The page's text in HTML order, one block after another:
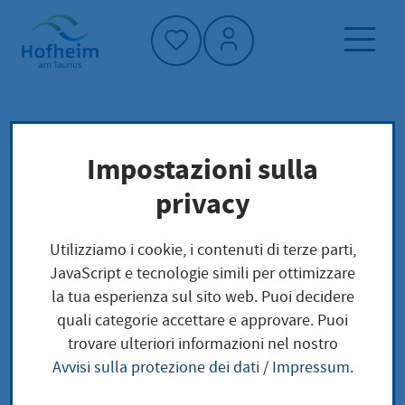
Home"
Pagina iniziale
Trova servizi
Preoccupazioni locali
Hessischer Verdienstorden / Hessischer
Hessischer
Verdienstorden /
Impostazioni sulla
privacy
Utilizziamo i cookie, i contenuti di terze parti,
JavaScript e tecnologie simili per ottimizzare
la tua esperienza sul sito web. Puoi decidere
quali categorie accettare e approvare. Puoi
trovare ulteriori informazioni nel nostro
Avvisi sulla protezione dei dati/ Impressum.